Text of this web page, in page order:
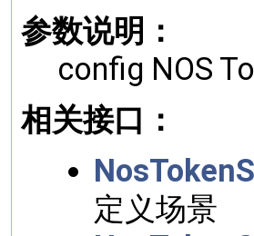
参数说明：
config NOS
相关接口：
定义场景